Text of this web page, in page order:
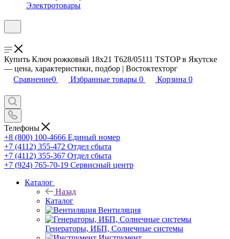
Электротовары
Купить Ключ рожковый 18х21 T628/05111 TSTOP в Якутске
— цена, характеристики, подбор | Востоктехторг
Сравнение0 Избранные товары 0 Корзина 0
Телефоны
+8 (800) 100-4666 Единый номер
+7 (4112) 355-472 Отдел сбыта
+7 (4112) 355-367 Отдел сбыта
+7 (924) 765-70-19 Сервисный центр
Каталог
Назад
Каталог
Вентиляция
Генераторы, ИБП, Солнечные системы